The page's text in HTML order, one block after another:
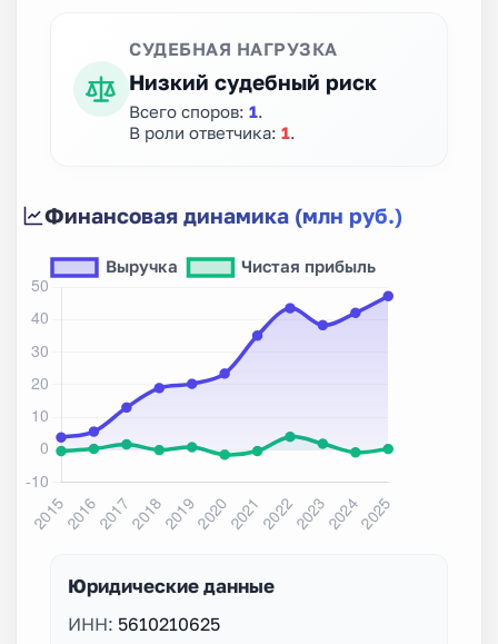
СУДЕБНАЯ НАГРУЗКА
Низкий судебный риск
Всего споров: 1
В роли ответчика: 1
Финансовая динамика (млн руб.)
Юридические данные
ИНН: 5610210625